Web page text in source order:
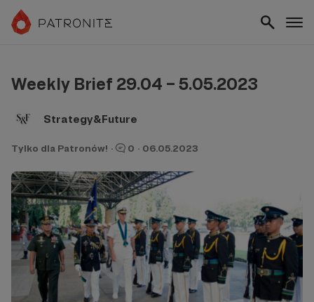
Weekly Brief 29.04 – 5.05.2023
Strategy&Future
Tylko dla Patronów! · 0 · 06.05.2023